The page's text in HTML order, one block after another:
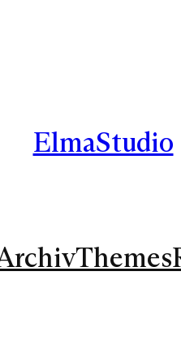
ElmaStudio
Themes